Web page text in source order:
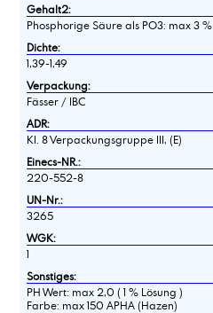
Gehalt2:
Phosphorige Säure als PO3: max 3 %
Dichte:
1,39-1,49
Verpackung:
Fässer / IBC
ADR:
Kl. 8 Verpackungsgruppe III, (E)
Einecs-NR.:
220-552-8
UN-Nr.:
3265
WGK:
1
Sonstiges:
PH Wert: max 2,0 ( 1 % Lösung )
Farbe: max 150 APHA (Hazen)